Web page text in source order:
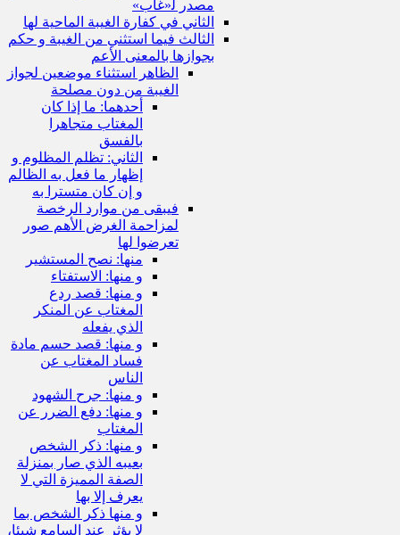
مصدر ل‍«غاب»
الثاني في كفارة الغيبة الماحية لها
الثالث فيما استثني من الغيبة و حكم
بجوازها بالمعنى الأعم
الظاهر استثناء موضعين لجواز
الغيبة من دون مصلحة
أحدهما: ما إذا كان
المغتاب متجاهرا
بالفسق
الثاني: تظلم المظلوم و
إظهار ما فعل به الظالم
و إن كان متسترا به
فيبقى من موارد الرخصة
لمزاحمة الغرض الأهم صور
تعرضوا لها
منها: نصح المستشير
و منها: الاستفتاء
و منها: قصد ردع
المغتاب عن المنكر
الذي يفعله
و منها: قصد حسم مادة
فساد المغتاب عن
الناس
و منها: جرح الشهود
و منها: دفع الضرر عن
المغتاب
و منها: ذكر الشخص
بعيبه الذي صار بمنزلة
الصفة المميزة التي لا
يعرف إلا بها
و منها ذكر الشخص بما
لا يؤثر عند السامع شيئا،